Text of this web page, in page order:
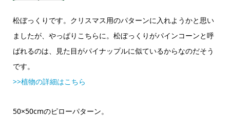
松ぼっくりです。クリスマス用のパターンに入れようかと思い
ましたが、やっぱりこちらに。松ぼっくりがパインコーンと呼
ばれるのは、見た目がパイナップルに似ているからなのだそう
です。
>>植物の詳細はこちら
50×50cmのピローパターン。